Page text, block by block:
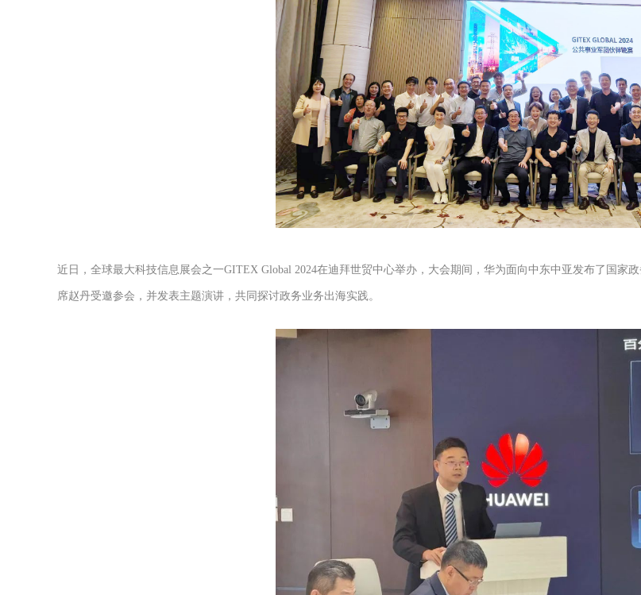
近日，全球最大科技信息展会之一GITEX Global 2024在迪拜世贸中心举办，大会期间，华为面向中东中亚发布了国家
席赵丹受邀参会，并发表主题演讲，共同探讨政务业务出海实践。